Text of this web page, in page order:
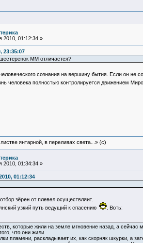
2010, 01:12:34 »
23:35:07
ММ отличается?
сознания на вершину бытия. Если он не
человека полностью контролируется движением
янтарной, в переливах света...» (c)
2010, 01:34:34 »
01:12:34
зёрен от плевел осуществляит.
узкий путь ведущий к спасению
. Воть:
которые жили на земле мгновение назад, а
что они жили.
пламени, раскладывает их, как скорняк шкурки, а